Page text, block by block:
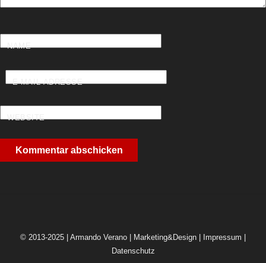
NAME
E-MAIL-ADRESSE
WEBSITE
© 2013-2025 | Armando Verano | Marketing&Design | Impressum
Datenschutz